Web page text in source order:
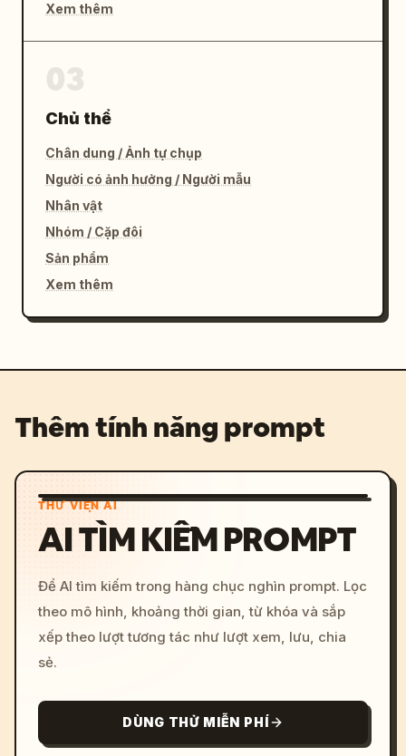
Xem thêm
Chủ thể
Chân dung / Ảnh tự chụp
Người có ảnh hưởng / Người mẫu
Nhân vật
Nhóm / Cặp đôi
Sản phẩm
Xem thêm
Thêm tính năng prompt
THƯ VIỆN AI
AI TÌM KIẾM PROMPT
Để AI tìm kiếm trong hàng chục nghìn prompt. Lọc
theo mô hình, khoảng thời gian, từ khóa và sắp
xếp theo lượt tương tác như lượt xem, lưu, chia
sẻ.
DÙNG THỬ MIỄN PHÍ